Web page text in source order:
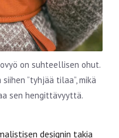
on suhteellisen ohut.
”tyhjää tilaa”, mikä
sen hengittävyyttä.
designin takia